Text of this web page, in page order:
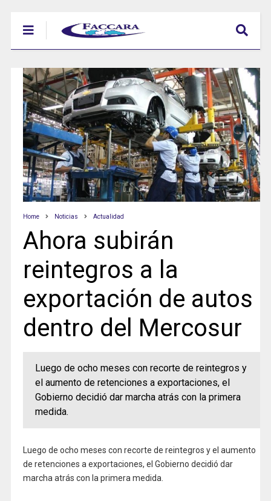
Home Noticias Actualidad
Ahora subirán
reintegros a la
exportación de autos
dentro del Mercosur
Luego de ocho meses con recorte de reintegros y
el aumento de retenciones a exportaciones, el
Gobierno decidió dar marcha atrás con la primera
medida.
Luego de ocho meses con recorte de reintegros y el aumento
de retenciones a exportaciones, el Gobierno decidió dar
marcha atrás con la primera medida.